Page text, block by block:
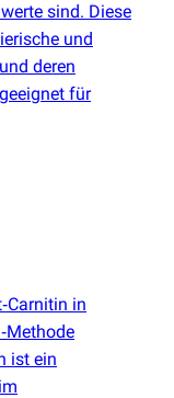
sind. Diese
und
deren
für
in
ist ein